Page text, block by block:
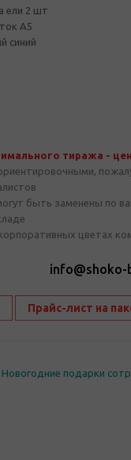
ели 2 шт
А5
синий
тиража -
быть заменены по
цветах
info@shoko-
Прайс-лист на
Новогодние подарки